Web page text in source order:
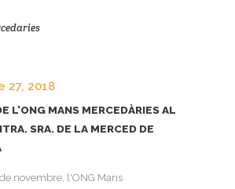
27, 2018
L’ONG MANS MERCEDÀRIES AL
SRA. DE LA MERCED DE
novembre, l'ONG Mans